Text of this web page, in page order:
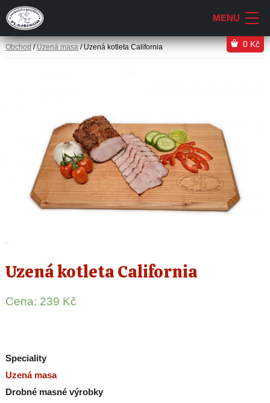
0 Kč
Speciality
Uzená masa
Drobné masné výrobky
Obchod/Uzená masa/ Uzená kotleta California
Uzená kotleta California
Cena: 239 Kč